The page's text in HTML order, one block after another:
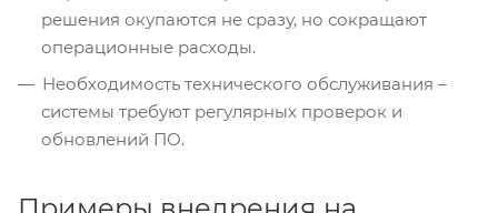
решения окупаются не сразу, но сокращают
операционные расходы.
Необходимость технического обслуживания –
системы требуют регулярных проверок и
обновлений ПО.